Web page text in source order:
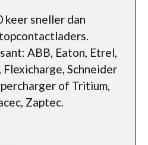
keer sneller dan
ABB, Eaton, Etrel,
Schneider
of Tritium,
Zaptec.